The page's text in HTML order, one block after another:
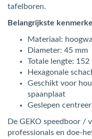
tafelboren.
Belangrijkste
Materiaal:
Diameter: 45 mm
Totale lengte: 152
Hexagonale
Geschikt voor
spaanplaat
Geslepen
De GEKO speedboor /
professionals en doe-